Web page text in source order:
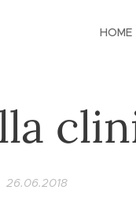
HOME
26.06.2018